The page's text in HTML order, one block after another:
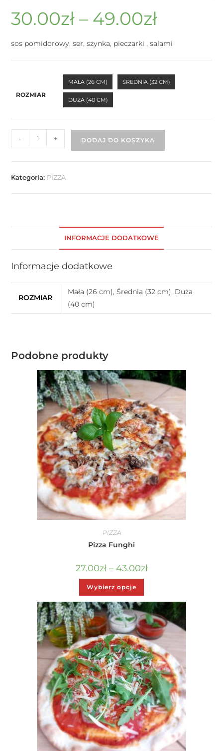
30.00zł – 49.00zł
sos pomidorowy, ser, szynka, pieczarki , salami
ROZMIAR
MAŁA (26 CM) ŚREDNIA (32 CM)
DUŻA (40 CM)
- + DODAJ DO KOSZYKA
Kategoria: PIZZA
INFORMACJE DODATKOWE
Informacje dodatkowe
ROZMIAR
Mała (26 cm), Średnia (32 cm), Duża
(40 cm)
Podobne produkty
PIZZA
Pizza Funghi
27.00zł – 43.00zł
Wybierz opcje